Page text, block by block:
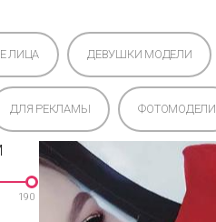
ЛИЦА ДЕВУШКИ МОДЕЛИ
ДЛЯ РЕКЛАМЫ ФОТОМОДЕЛИ
190